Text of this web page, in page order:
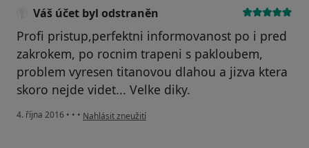
Váš účet byl odstraněn
Profi pristup,perfektni informovanost po i pred
zakrokem, po rocnim trapeni s pakloubem,
problem vyresen titanovou dlahou a jizva ktera
skoro nejde videt... Velke diky.
4. října 2016 • • • podle názoru uživatele Váš účet byl odstraněn
Nahlásit zneužití